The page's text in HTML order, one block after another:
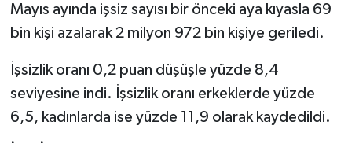
Mayıs ayında işsiz sayısı bir önceki aya kıyasla 69
bin kişi azalarak 2 milyon 972 bin kişiye geriledi.
İşsizlik oranı 0,2 puan düşüşle yüzde 8,4
seviyesine indi. İşsizlik oranı erkeklerde yüzde
6,5, kadınlarda ise yüzde 11,9 olarak kaydedildi.